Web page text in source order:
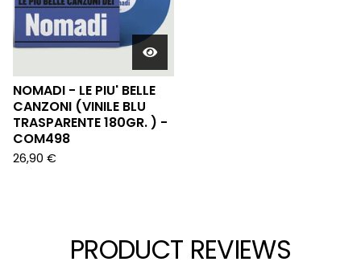
NOMADI - LE PIU' BELLE
CANZONI (VINILE BLU
TRASPARENTE 180GR. ) -
COM498
26,90 €
PRODUCT REVIEWS